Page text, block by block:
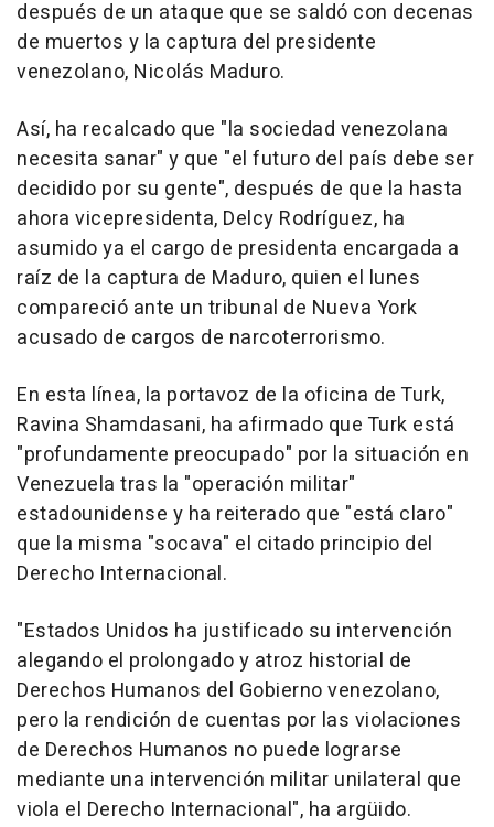
después de un ataque que se saldó con decenas
de muertos y la captura del presidente
venezolano, Nicolás Maduro.
Así, ha recalcado que "la sociedad venezolana
necesita sanar" y que "el futuro del país debe ser
decidido por su gente", después de que la hasta
ahora vicepresidenta, Delcy Rodríguez, ha
asumido ya el cargo de presidenta encargada a
raíz de la captura de Maduro, quien el lunes
compareció ante un tribunal de Nueva York
acusado de cargos de narcoterrorismo.
En esta línea, la portavoz de la oficina de Turk,
Ravina Shamdasani, ha afirmado que Turk está
"profundamente preocupado" por la situación en
Venezuela tras la "operación militar"
estadounidense y ha reiterado que "está claro"
que la misma "socava" el citado principio del
Derecho Internacional.
"Estados Unidos ha justificado su intervención
alegando el prolongado y atroz historial de
Derechos Humanos del Gobierno venezolano,
pero la rendición de cuentas por las violaciones
de Derechos Humanos no puede lograrse
mediante una intervención militar unilateral que
viola el Derecho Internacional", ha argüido.